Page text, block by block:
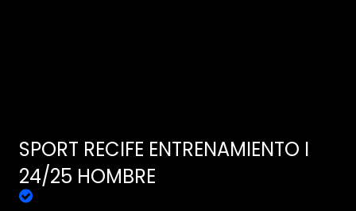
SPORT RECIFE ENTRENAMIENTO I
24/25 HOMBRE